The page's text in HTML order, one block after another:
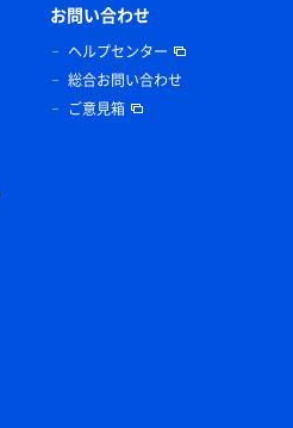
お問い合わせ
ヘルプセンター
総合お問い合わせ
ご意見箱